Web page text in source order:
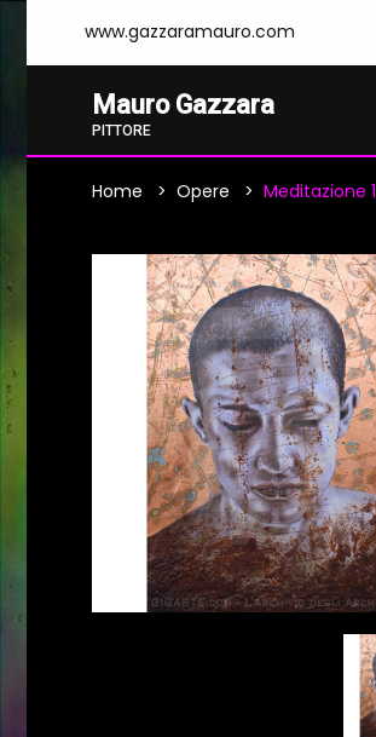
www.gazzaramauro.com
Mauro Gazzara
PITTORE
Home Opere Meditazione 1